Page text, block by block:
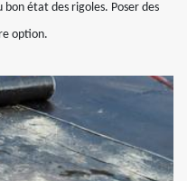
état des rigoles. Poser des
option.